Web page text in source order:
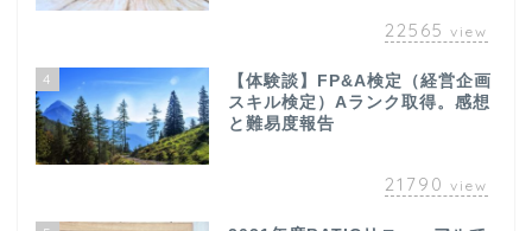
22565 view
4
【体験談】FP&A検定（経営企画
スキル検定）Aランク取得。感想
と難易度報告
21790 view